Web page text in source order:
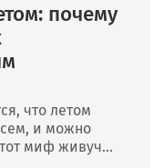
почему
что летом
и можно
миф живуч...